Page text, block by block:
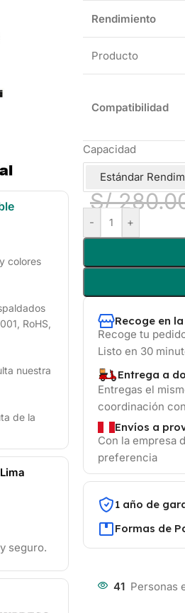
colores
RoHS,
nuestra
de la
seguro.
Rendimiento
Producto
Compatibilidad
Capacidad
Estándar
S/
- +
Recoge en
Recoge tu
Listo en 30
Entrega a
Entregas el
coordinación
Envíos a
Con la empresa
preferencia
1 año de
Formas de
41 Personas